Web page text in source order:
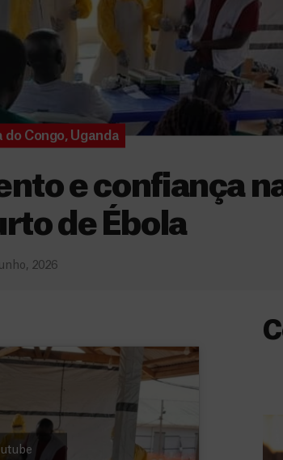
do Congo, Uganda
e confiança
de Ébola
2026